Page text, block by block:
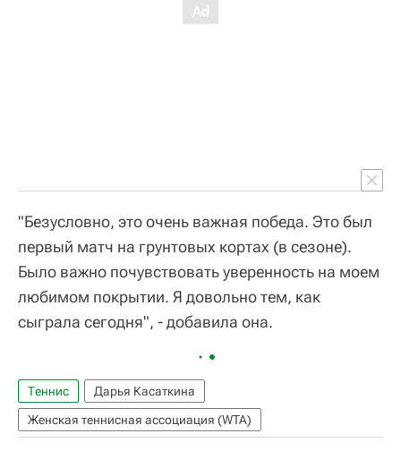
"Безусловно, это очень важная победа. Это был
первый матч на грунтовых кортах (в сезоне).
Было важно почувствовать уверенность на моем
любимом покрытии. Я довольно тем, как
сыграла сегодня", - добавила она.
Теннис
Дарья Касаткина
Женская теннисная ассоциация (WTA)